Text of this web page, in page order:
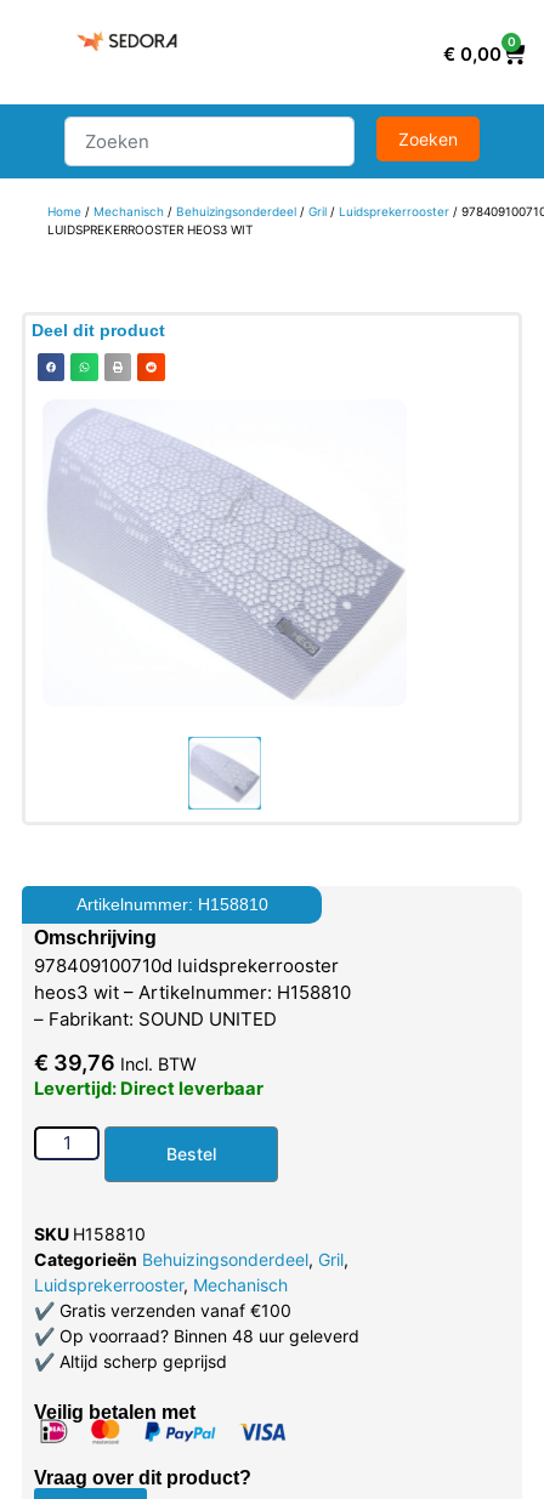
€ 0,00
0
Home/ Mechanisch/ Behuizingsonderdeel/ Gril/ Luidsprekerrooster/
LUIDSPREKERROOSTER HEOS3 WIT
Deel dit product
Artikelnummer: H158810
Omschrijving
978409100710d luidsprekerrooster
heos3 wit – Artikelnummer: H158810
– Fabrikant: SOUND UNITED
€ 39,76 Incl. BTW
Levertijd: Direct leverbaar
Bestel
SKU H158810
Categorieën Behuizingsonderdeel, Gril,
Luidsprekerrooster, Mechanisch
✔Gratis verzenden vanaf €100
✔Op voorraad? Binnen 48 uur geleverd
✔Altijd scherp geprijsd
Veilig betalen met
Vraag over dit product?